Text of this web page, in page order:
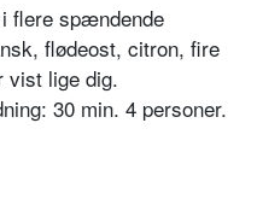
flere spændende
flødeost, citron, fire
vist lige dig.
30 min. 4 personer.